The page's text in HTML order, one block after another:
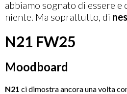
abbiamo sognato di essere e
niente. Ma soprattutto, di
N21 FW25
Moodboard
N21 ci dimostra ancora una volta